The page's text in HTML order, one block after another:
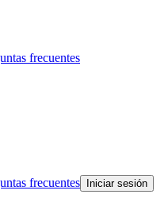
frecuentes
frecuentes Iniciar sesión